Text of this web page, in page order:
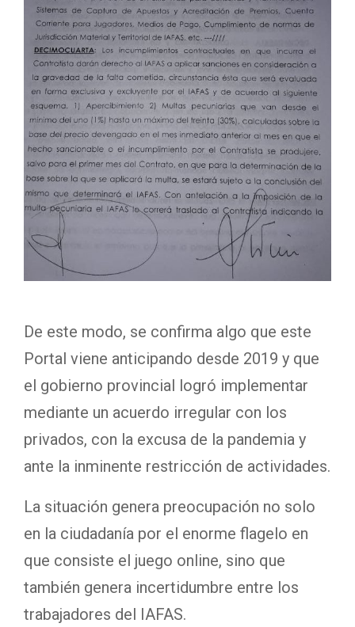
De este modo, se confirma algo que este
Portal viene anticipando desde 2019 y que
el gobierno provincial logró implementar
mediante un acuerdo irregular con los
privados, con la excusa de la pandemia y
ante la inminente restricción de actividades.
La situación genera preocupación no solo
en la ciudadanía por el enorme flagelo en
que consiste el juego online, sino que
también genera incertidumbre entre los
trabajadores del IAFAS.